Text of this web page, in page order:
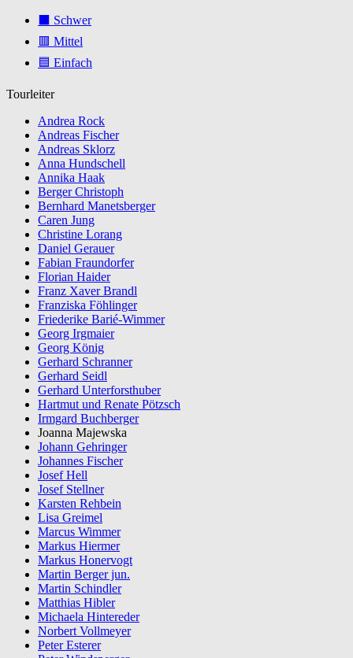
⬛ Schwer
🟥 Mittel
🟦 Einfach
Tourleiter
Andrea Rock
Andreas Fischer
Andreas Sklorz
Anna Hundschell
Annika Haak
Berger Christoph
Bernhard Manetsberger
Caren Jung
Christine Lorang
Daniel Gerauer
Fabian Fraundorfer
Florian Haider
Franz Xaver Brandl
Franziska Föhlinger
Friederike Barié-Wimmer
Georg Irgmaier
Georg König
Gerhard Schranner
Gerhard Seidl
Gerhard Unterforsthuber
Hartmut und Renate Pötzsch
Irmgard Buchberger
Joanna Majewska
Johann Gehringer
Johannes Fischer
Josef Hell
Josef Stellner
Karsten Rehbein
Lisa Greimel
Marcus Wimmer
Markus Hiermer
Markus Honervogt
Martin Berger jun.
Martin Schindler
Matthias Hibler
Michaela Hintereder
Norbert Vollmeyer
Peter Esterer